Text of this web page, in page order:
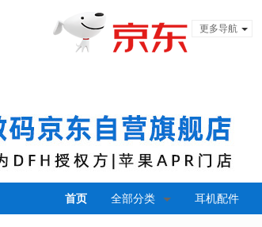
更多导航
首页 全部分类 耳机配件